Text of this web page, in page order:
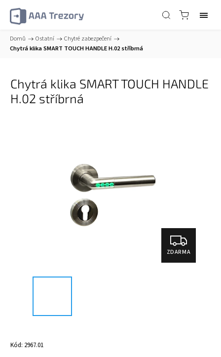
Domů / Ostatní / Chytré zabezpečení /
Chytrá klika SMART TOUCH HANDLE H.02 stříbrná
Chytrá klika SMART TOUCH HANDLE
H.02 stříbrná
ZDARMA
Kód: 2967.01